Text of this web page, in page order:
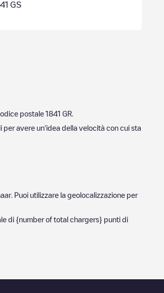
GS
postale 1841 GR
per avere un'idea della velocità con cui sta
. Puoi utilizzare la geolocalizzazione per
di {number of total chargers} punti di